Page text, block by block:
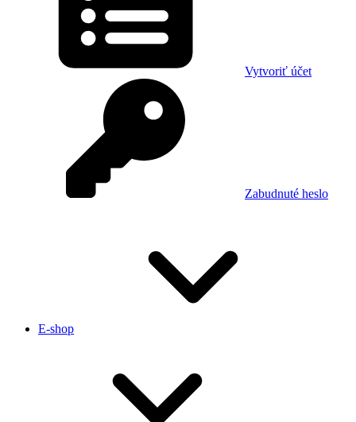
Vytvoriť účet
Zabudnuté heslo
E-shop